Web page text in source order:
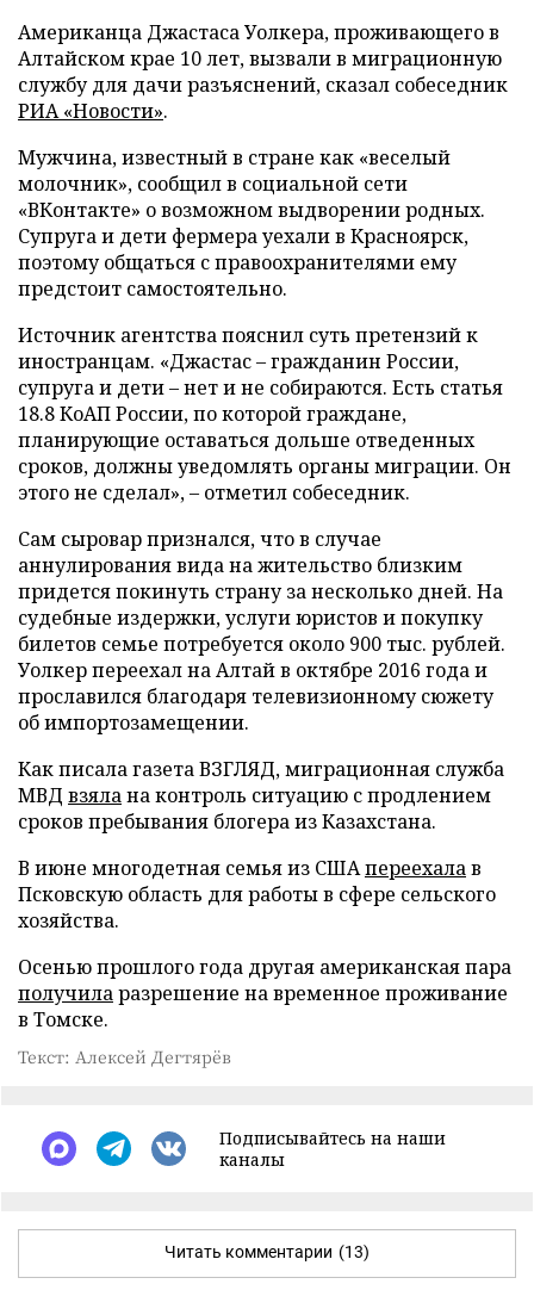
Американца Джастаса Уолкера, проживающего в
Алтайском крае 10 лет, вызвали в миграционную
службу для дачи разъяснений, сказал собеседник
РИА «Новости».
Мужчина, известный в стране как «веселый
молочник», сообщил в социальной сети
«ВКонтакте» о возможном выдворении родных.
Супруга и дети фермера уехали в Красноярск,
поэтому общаться с правоохранителями ему
предстоит самостоятельно.
Источник агентства пояснил суть претензий к
иностранцам. «Джастас – гражданин России,
супруга и дети – нет и не собираются. Есть статья
18.8 КоАП России, по которой граждане,
планирующие оставаться дольше отведенных
сроков, должны уведомлять органы миграции. Он
этого не сделал», – отметил собеседник.
Сам сыровар признался, что в случае
аннулирования вида на жительство близким
придется покинуть страну за несколько дней. На
судебные издержки, услуги юристов и покупку
билетов семье потребуется около 900 тыс. рублей.
Уолкер переехал на Алтай в октябре 2016 года и
прославился благодаря телевизионному сюжету
об импортозамещении.
Как писала газета ВЗГЛЯД, миграционная служба
МВД взялана контроль ситуацию с продлением
сроков пребывания блогера из Казахстана.
В июне многодетная семья из СШАпереехалав
Псковскую область для работы в сфере сельского
хозяйства.
Осенью прошлого года другая американская пара
получиларазрешение на временное проживание
в Томске.
Текст: Алексей Дегтярёв
Подписывайтесь на наши
каналы
Читать комментарии (13)